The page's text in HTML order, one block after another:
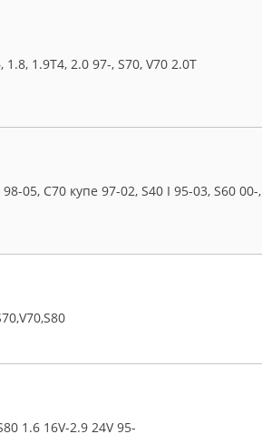
1.9T4, 2.0 97-, S70, V70 2.0T
05, C70 купе 97-02, S40 I 95-03, S60 00-,
1.6 16V-2.9 24V 95-